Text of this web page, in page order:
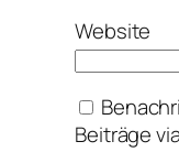
Website
Beiträge